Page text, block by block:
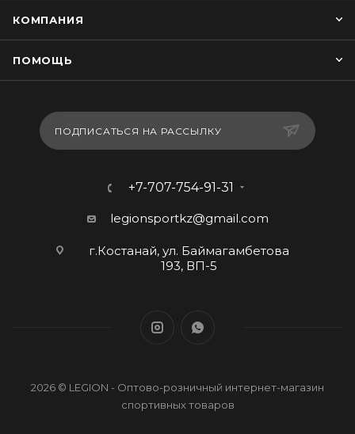
КОМПАНИЯ
ПОМОЩЬ
ПОДПИСАТЬСЯ НА РАССЫЛКУ
+7-707-754-91-31
legionsportkz@gmail.com
г.Костанай, ул. Баймагамбетова
193, ВП-5
2026 © LEGION - Оптово-розничный интернет-магазин
спортивных товаров